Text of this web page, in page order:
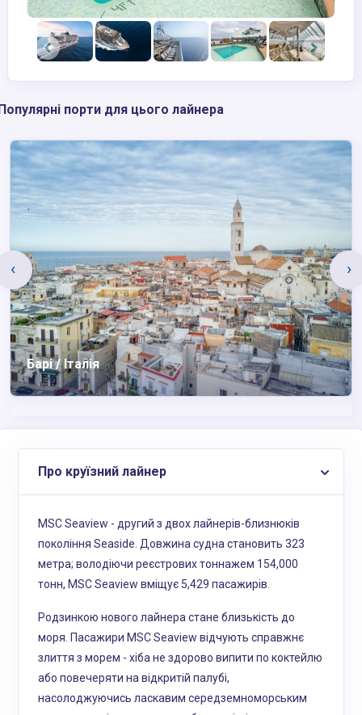
порти для цього лайнера
Барі / Італія
‹ ›
Про круїзний лайнер
MSC Seaview - другий з двох лайнерів-близнюків
покоління Seaside. Довжина судна становить 323
метра; володіючи реєстрових тоннажем 154,000
тонн, MSC Seaview вміщує 5,429 пасажирів.
Родзинкою нового лайнера стане близькість до
моря. Пасажири MSC Seaview відчують справжнє
злиття з морем - хіба не здорово випити по коктейлю
або повечеряти на відкритій палубі,
насолоджуючись ласкавим середземноморським